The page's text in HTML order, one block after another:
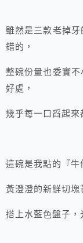
雖然是三款老掉
錯的，
整碗份量也委實
好處，
幾乎每一口舀起來
這碗是我點的『牛
黃澄澄的新鮮切塊
搭上水藍色盤子，